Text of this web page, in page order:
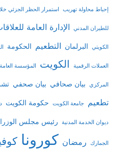
إحباط محاولة تهريب استمرار الحظر الجزئي
للطيران المدني الإدارة العامة
الكويتي البرلمان التطعيم الحكومة
العملات الرقمية الكويت المؤسسة
المركزي بيان صحافي بيان صحفي
تطعيم جامعة الكويت حكومة الكويت
ديوان الخدمة المدنية رئيس مجلس
الجمارك رمضان كورونا